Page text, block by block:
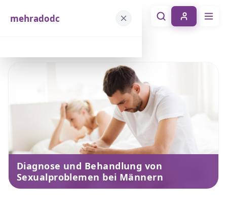
mehradodc
mehradodc
Diagnose und Behandlung von
Sexualproblemen bei Männern